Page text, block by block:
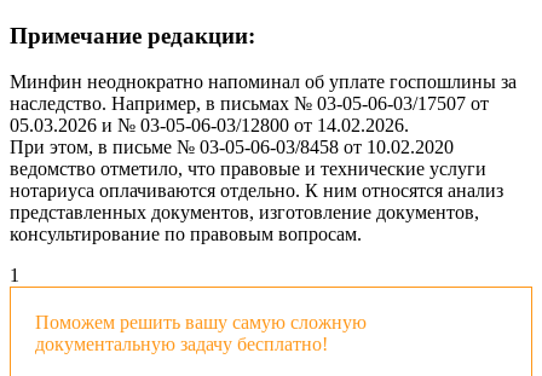
Примечание редакции:
Минфин неоднократно напоминал об уплате госпошлины за
наследство. Например, в письмах № 03-05-06-03/17507 от
05.03.2026 и № 03-05-06-03/12800 от 14.02.2026.
При этом, в письме № 03-05-06-03/8458 от 10.02.2020
ведомство отметило, что правовые и технические услуги
нотариуса оплачиваются отдельно. К ним относятся анализ
представленных документов, изготовление документов,
консультирование по правовым вопросам.
1
Поможем решить вашу самую сложную
документальную задачу бесплатно!